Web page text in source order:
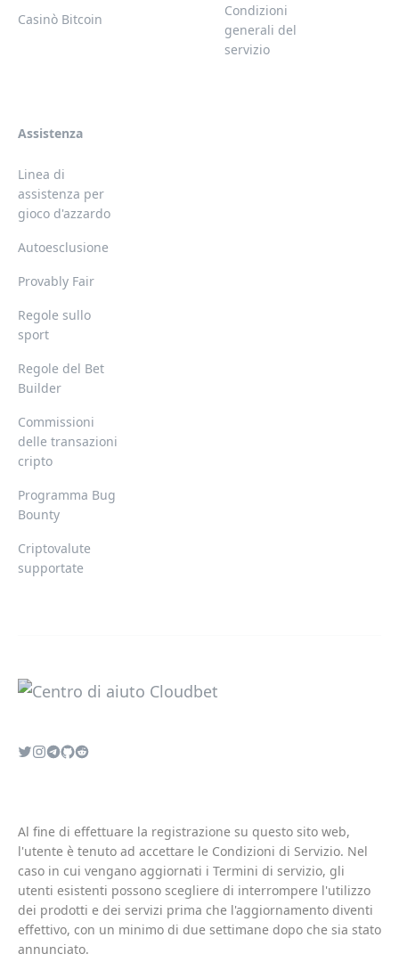
Casinò Bitcoin
Condizioni
generali del
servizio
Assistenza
Linea di
assistenza per
gioco d'azzardo
Autoesclusione
Provably Fair
Regole sullo
sport
Regole del Bet
Builder
Commissioni
delle transazioni
cripto
Programma Bug
Bounty
Criptovalute
supportate
Al fine di effettuare la registrazione su questo sito web,
l'utente è tenuto ad accettare le Condizioni di Servizio. Nel
caso in cui vengano aggiornati i Termini di servizio, gli
utenti esistenti possono scegliere di interrompere l'utilizzo
dei prodotti e dei servizi prima che l'aggiornamento diventi
effettivo, con un minimo di due settimane dopo che sia stato
annunciato.